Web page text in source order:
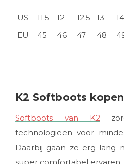
US 11.5 12 12.5 13 14
EU
45 46 47 48
K2 Softboots kopen
Softboots van K2
technologieën voor
Daarbij gaan ze erg lang
super comfortabel ervaren.